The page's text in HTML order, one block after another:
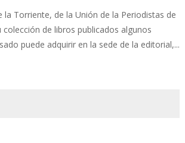
la Torriente, de la Unión de la Periodistas de
colección de libros publicados algunos
puede adquirir en la sede de la editorial,...